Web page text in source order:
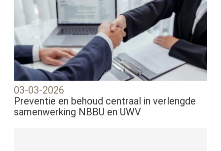
03-03-2026
Preventie en behoud centraal in verlengde
samenwerking NBBU en UWV